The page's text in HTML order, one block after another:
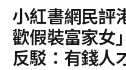
小紅書網民評
歡假裝富家女
反駁：有錢人